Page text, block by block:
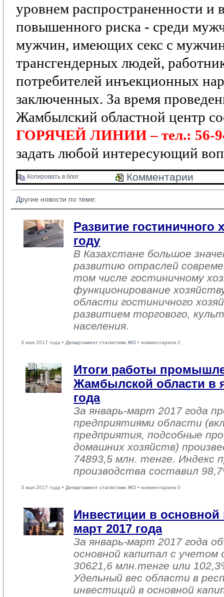
уровнем распространенности и
повышенного риска - среди
мужчин, имеющих секс с
трансгендерных людей,
потребителей инъекционных
заключенных. За время
Жамбылский областной центр
ГОРЯЧЕЙ ЛИНИИ – тел.: 56-
задать любой интересующий
Копировать в блог Комментарии
Другие новости по теме:
Развитие гостиничного
году
В Казахстане большое
развитию отраслей
том числе гостиничному
функционирование
области гостиничного
развитием торгового,
населения.
3 мая 2017 года • Департамент статистики ЖО • комментариев 2
Итоги работы
Жамбылской области в
года
За январь-март 2017 года
предприятиями области
предприятия, подсобные
домашних хозяйств)
74893,5 млн. тенге. Индекс
производства составил
3 мая 2017 года • Департамент статистики ЖО • комментариев 0
Инвестиции в основной
март 2017 года
За январь-март 2017 года
основной капитал с учетом
30621,6 млн.тенге или
Удельный вес области в
инвестиций в основной